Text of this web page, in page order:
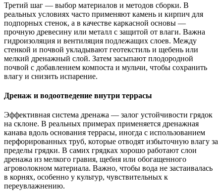
Третий шаг — выбор материалов и методов сборки. В
реальных условиях часто применяют камень и кирпич для
подпорных стенок, а в качестве каркасной основы —
прочную древесину или металл с защитой от влаги. Важна
гидроизоляция и вентиляция подлежащих слоев. Между
стенкой и почвой укладывают геотекстиль и щебень или
мелкий дренажный слой. Затем засыпают плодородной
почвой с добавлением компоста и мульчи, чтобы сохранить
влагу и снизить испарение.
Дренаж и водоотведение внутри террасы
Эффективная система дренажа — залог устойчивости грядок
на склоне. В реальных примерах применяется дренажная
канава вдоль основания террасы, иногда с использованием
перфорированных труб, которые отводят избыточную влагу за
пределы грядки. В самих грядках хорошо работают слои
дренажа из мелкого гравия, щебня или обогащенного
агроволокном материала. Важно, чтобы вода не застаивалась
в корнях, особенно у культур, чувствительных к
переувлажнению.